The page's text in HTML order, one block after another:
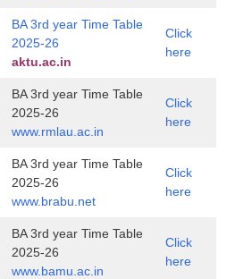
BA 3rd year Time Table
2025-26
aktu.ac.in
Click
here
BA 3rd year Time Table
2025-26
www.rmlau.ac.in
Click
here
BA 3rd year Time Table
2025-26
www.brabu.net
Click
here
BA 3rd year Time Table
2025-26
www.bamu.ac.in
Click
here